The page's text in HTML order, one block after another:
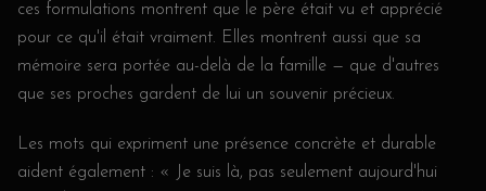
ces formulations montrent que le père était vu et apprécié
pour ce qu'il était vraiment. Elles montrent aussi que sa
mémoire sera portée au-delà de la famille — que d'autres
que ses proches gardent de lui un souvenir précieux.
Les mots qui expriment une présence concrète et durable
aident également : « Je suis là, pas seulement aujourd'hui